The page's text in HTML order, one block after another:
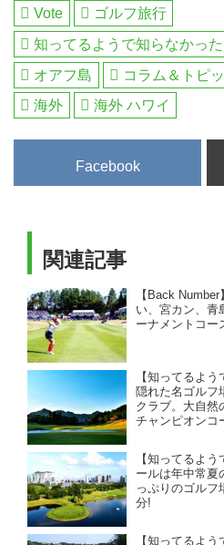
Vote
ゴルフ旅行
知ってるようで知らなかった
オアフ島
コラム＆トピ
海外
海外 ハワイ
Facebook
関連記事
【Back
い、宮カン、青
ーナメントコー
【知ってるよ
隠れた名ゴルフ
クラブ。大自然
チャンピオンコ
【知ってるよ
ールは年中常夏
っぷりのゴルフ
分!
【知ってるよ